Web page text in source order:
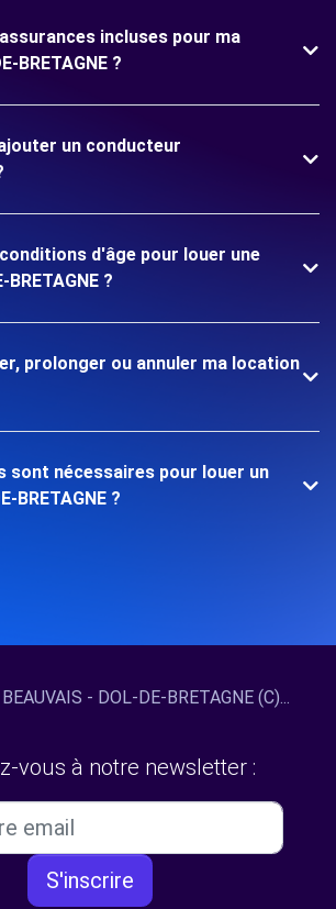
incluses pour ma
BRETAGNE ?
un conducteur
d'âge pour louer une
?
prolonger ou annuler ma location
sont nécessaires pour louer un
BRETAGNE ?
- DOL-DE-BRETAGNE (C)...
vous à notre newsletter :
S'inscrire